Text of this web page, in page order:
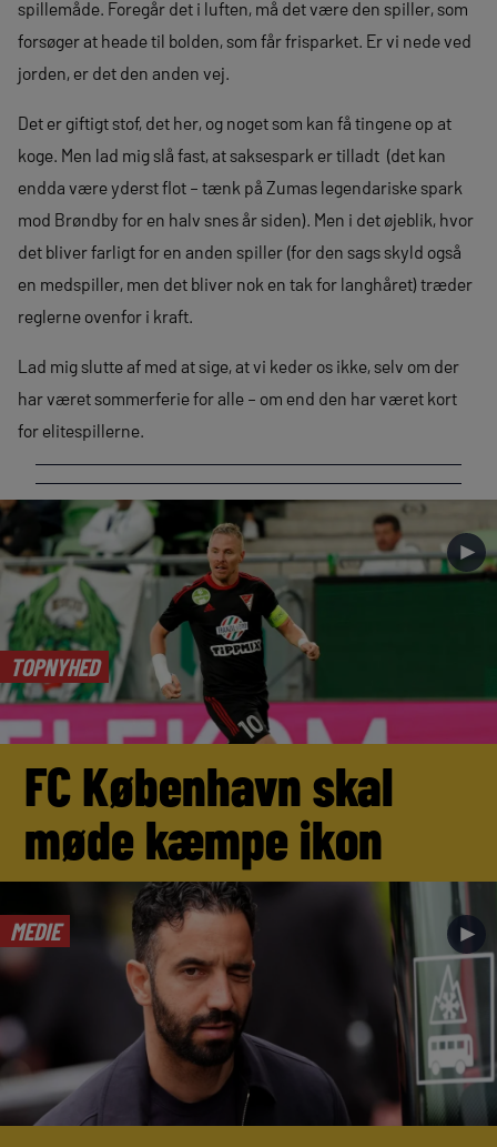
spillemåde. Foregår det i luften, må det være den spiller, som
forsøger at heade til bolden, som får frisparket. Er vi nede ved
jorden, er det den anden vej.
Det er giftigt stof, det her, og noget som kan få tingene op at
koge. Men lad mig slå fast, at saksespark er tilladt (det kan
endda være yderst flot – tænk på Zumas legendariske spark
mod Brøndby for en halv snes år siden). Men i det øjeblik, hvor
det bliver farligt for en anden spiller (for den sags skyld også
en medspiller, men det bliver nok en tak for langhåret) træder
reglerne ovenfor i kraft.
Lad mig slutte af med at sige, at vi keder os ikke, selv om der
har været sommerferie for alle – om end den har været kort
for elitespillerne.
TOPNYHED
►
FC København skal
møde kæmpe ikon
MEDIE ►